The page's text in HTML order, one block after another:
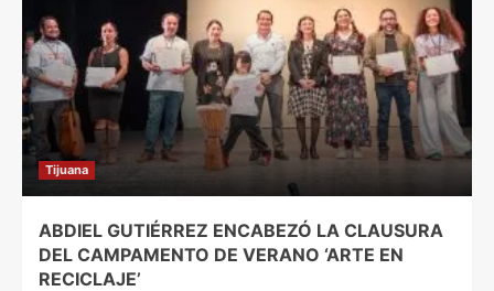
Tijuana
ABDIEL GUTIÉRREZ ENCABEZÓ LA CLAUSURA
DEL CAMPAMENTO DE VERANO ‘ARTE EN
RECICLAJE’